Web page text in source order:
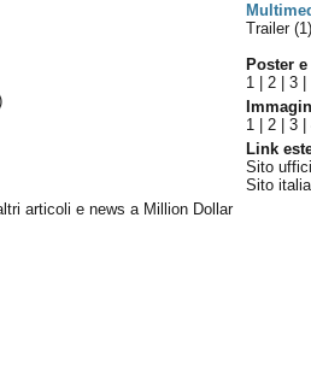
articoli e news a Million Dollar
Trailer (1)
Poster
1 |2 |3
1 |2 |3 |
Link
Sito
Sito